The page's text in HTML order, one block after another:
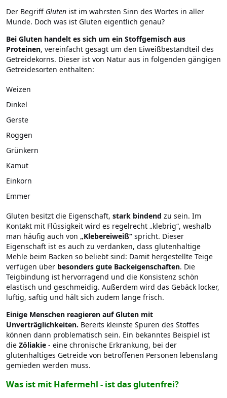
Der Begriff Gluten ist im wahrsten Sinn des Wortes in aller
Munde. Doch was ist Gluten eigentlich genau?
Bei Gluten handelt es sich um ein Stoffgemisch aus
Proteinen, vereinfacht gesagt um den Eiweißbestandteil des
Getreidekorns. Dieser ist von Natur aus in folgenden gängigen
Getreidesorten enthalten:
Weizen
Dinkel
Gerste
Roggen
Grünkern
Kamut
Einkorn
Emmer
Gluten besitzt die Eigenschaft, stark bindend zu sein. Im
Kontakt mit Flüssigkeit wird es regelrecht „klebrig“, weshalb
man häufig auch von „Klebereiweiß“ spricht. Dieser
Eigenschaft ist es auch zu verdanken, dass glutenhaltige
Mehle beim Backen so beliebt sind: Damit hergestellte Teige
verfügen über besonders gute Backeigenschaften. Die
Teigbindung ist hervorragend und die Konsistenz schön
elastisch und geschmeidig. Außerdem wird das Gebäck locker,
luftig, saftig und hält sich zudem lange frisch.
Einige Menschen reagieren auf Gluten mit
Unverträglichkeiten. Bereits kleinste Spuren des Stoffes
können dann problematisch sein. Ein bekanntes Beispiel ist
die Zöliakie - eine chronische Erkrankung, bei der
glutenhaltiges Getreide von betroffenen Personen lebenslang
gemieden werden muss.
Was ist mit Hafermehl - ist das glutenfrei?